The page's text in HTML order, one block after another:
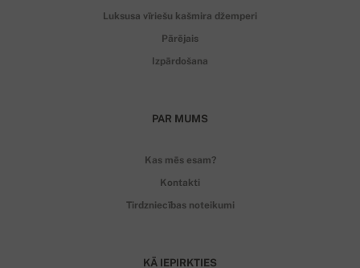
Luksusa vīriešu kašmira džemperi
Pārējais
Izpārdošana
PAR MUMS
Kas mēs esam?
Kontakti
Tirdzniecības noteikumi
KĀ IEPIRKTIES